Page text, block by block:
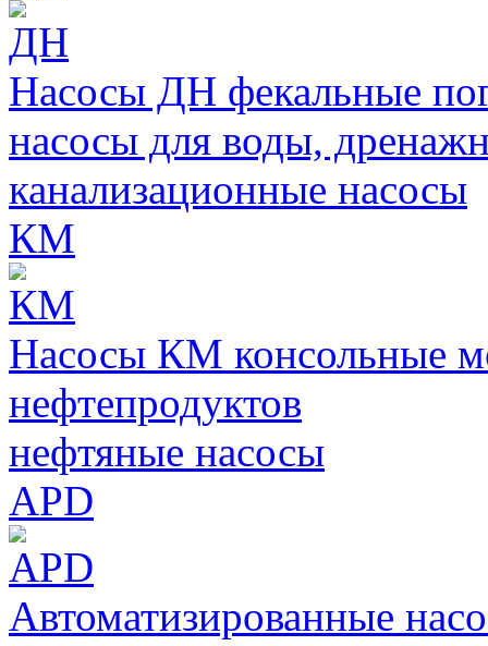
Насосы ДН фекальные
насосы для воды,
канализационные насосы
КМ
Насосы КМ консольные
нефтепродуктов
нефтяные насосы
APD
Автоматизированные